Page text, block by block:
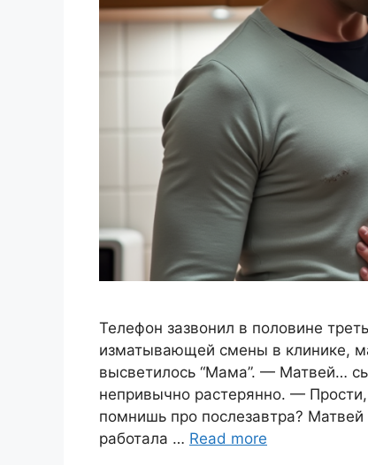
Телефон зазвонил в половине
изматывающей смены в клинике,
высветилось “Мама”. — Матвей…
непривычно растерянно. —
помнишь про послезавтра?
работала … Read more